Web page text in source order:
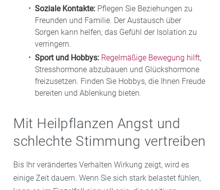
Soziale Kontakte: Pflegen Sie Beziehungen zu
Freunden und Familie. Der Austausch über
Sorgen kann helfen, das Gefühl der Isolation zu
verringern.
Sport und Hobbys: Regelmäßige Bewegung hilft,
Stresshormone abzubauen und Glückshormone
freizusetzen. Finden Sie Hobbys, die Ihnen Freude
bereiten und Ablenkung bieten.
Mit Heilpflanzen Angst und
schlechte Stimmung vertreiben
Bis Ihr verändertes Verhalten Wirkung zeigt, wird es
einige Zeit dauern. Wenn Sie sich stark belastet fühlen,